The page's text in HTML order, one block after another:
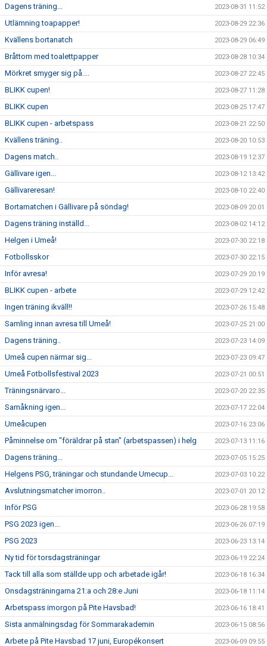
Dagens träning... 2023-08-31 11:52
Utlämning toapapper! 2023-08-29 22:36
Kvällens bortanatch 2023-08-29 06:49
Bråttom med toalettpapper 2023-08-28 10:34
Mörkret smyger sig på.... 2023-08-27 22:45
BLIKK cupen! 2023-08-27 11:28
BLIKK cupen 2023-08-25 17:47
BLIKK cupen - arbetspass 2023-08-21 22:50
Kvällens träning.. 2023-08-20 10:53
Dagens match.. 2023-08-19 12:37
Gällivare igen... 2023-08-12 13:42
Gällivareresan! 2023-08-10 22:40
Bortamatchen i Gällivare på söndag! 2023-08-09 20:01
Dagens träning inställd... 2023-08-02 14:12
Helgen i Umeå! 2023-07-30 22:18
Fotbollsskor 2023-07-30 22:15
Inför avresa! 2023-07-29 20:19
BLIKK cupen - arbete 2023-07-29 12:42
Ingen träning ikväll!! 2023-07-26 15:48
Samling innan avresa till Umeå! 2023-07-25 21:00
Dagens träning.. 2023-07-23 14:09
Umeå cupen närmar sig... 2023-07-23 09:47
Umeå Fotbollsfestival 2023 2023-07-21 00:51
Träningsnärvaro... 2023-07-20 22:35
Samåkning igen... 2023-07-17 22:04
Umeåcupen 2023-07-16 23:06
Påminnelse om "föräldrar på stan" (arbetspassen) i helg 2023-07-13 11:16
Dagens träning... 2023-07-05 15:25
Helgens PSG, träningar och stundande Umecup... 2023-07-03 10:22
Avslutningsmatcher imorron.. 2023-07-01 20:12
Inför PSG 2023-06-28 19:58
PSG 2023 igen... 2023-06-26 07:19
PSG 2023 2023-06-23 13:14
Ny tid för torsdagsträningar 2023-06-19 22:24
Tack till alla som ställde upp och arbetade igår! 2023-06-18 16:34
Onsdagsträningarna 21:a och 28:e Juni 2023-06-18 11:14
Arbetspass imorgon på Pite Havsbad! 2023-06-16 18:41
Sista anmälningsdag för Sommarakademin 2023-06-15 08:56
Arbete på Pite Havsbad 17 juni, Europékonsert 2023-06-09 09:55